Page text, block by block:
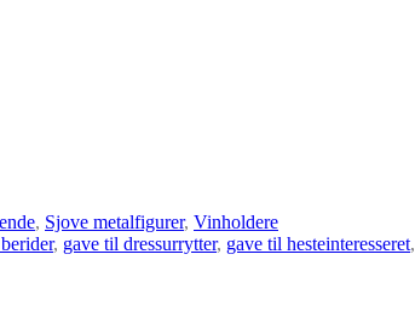
, Sjove metalfigurer, Vinholdere
, gave til dressurrytter, gave til hesteinteresseret,